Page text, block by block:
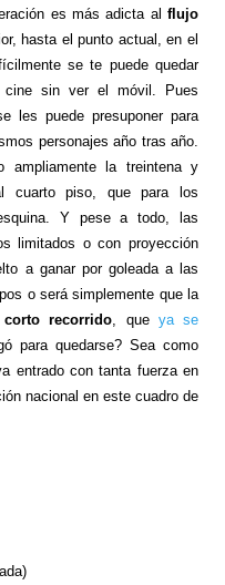
es más adicta alflujo
hasta el punto actual, en el
se te puede quedar
sin ver el móvil. Pues
les puede presuponer para
personajes año tras año.
ampliamente la treintena y
cuarto piso, que para los
Y pese a todo, las
limitados o con proyección
a ganar por goleada a las
o será simplemente que la
recorrido, que ya se
para quedarse? Sea como
entrado con tanta fuerza en
nacional en este cuadro de